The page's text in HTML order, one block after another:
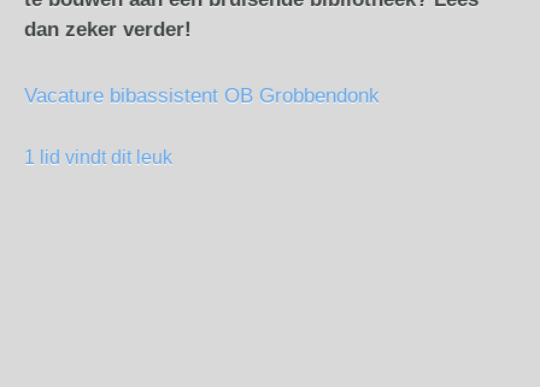
dan zeker verder!
Vacature bibassistent OB Grobbendonk
1 lid vindt dit leuk